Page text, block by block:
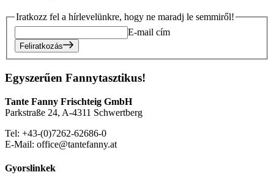
Iratkozz fel a hírlevelünkre, hogy ne maradj le semmiről!
E-mail cím
Feliratkozás
Egyszerűen Fannytasztikus!
Tante Fanny Frischteig GmbH
Parkstraße 24, A-4311 Schwertberg
Tel: +43-(0)7262-62686-0
E-Mail: office@tantefanny.at
Gyorslinkek